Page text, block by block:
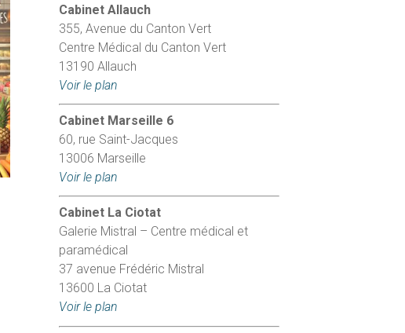
Cabinet Allauch
355, Avenue du Canton Vert
Centre Médical du Canton Vert
13190 Allauch
Voir le plan
Cabinet Marseille 6
60, rue Saint-Jacques
13006 Marseille
Voir le plan
Cabinet La Ciotat
Galerie Mistral – Centre médical et
paramédical
37 avenue Frédéric Mistral
13600 La Ciotat
Voir le plan